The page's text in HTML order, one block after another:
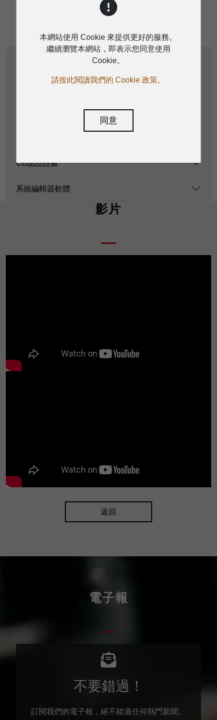
使用手冊
cTUVus認證證書
CB認證證書
系統編輯器軟體
影片
返回
電子報
不要錯過！
訂閱我們的電子報，絕不錯過任何熱門新聞。
本網站使用 Cookie 來提供更好的服務。
繼續瀏覽本網站，即表示您同意使用
Cookie。
請按此閱讀我們的 Cookie 政策。
同意